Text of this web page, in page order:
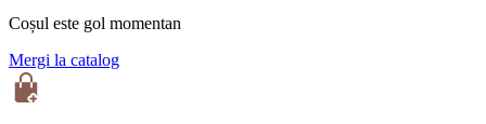
Coșul este gol momentan
Mergi la catalog